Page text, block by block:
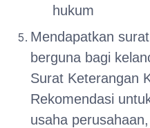
hukum
Mendapatkan
berguna bagi
Surat Keterangan
Rekomendasi
usaha